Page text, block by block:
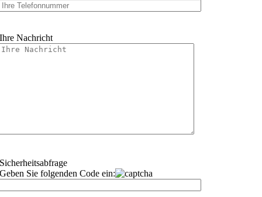
Ihre Nachricht
Sicherheitsabfrage
Geben Sie folgenden Code ein: